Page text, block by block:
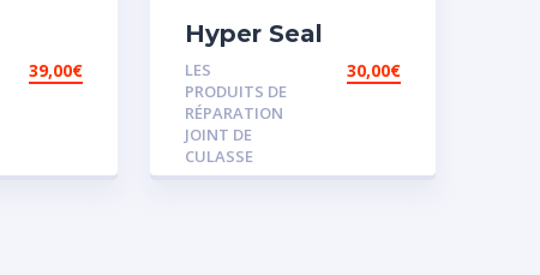
39,00€
Hyper Seal
LES
PRODUITS DE
RÉPARATION
JOINT DE
CULASSE
30,00€